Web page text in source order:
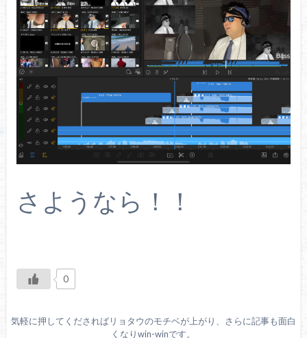
さようなら！！
0
気軽に押してくださればリョタウのモチベが上がり、さらに記事も面白
くなりwin-winです。